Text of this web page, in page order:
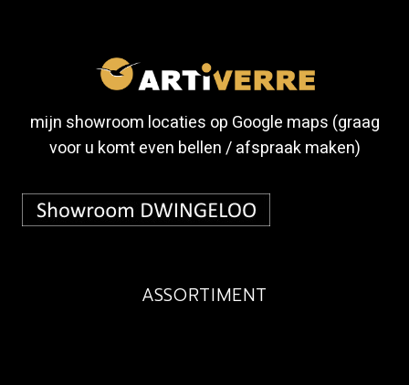
mijn showroom locaties op Google maps (graag
voor u komt even bellen / afspraak maken)
ASSORTIMENT